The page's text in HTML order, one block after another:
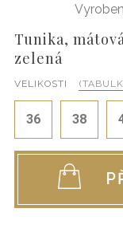
Tunika, mátová
zelená
VELIKOSTI
36 38